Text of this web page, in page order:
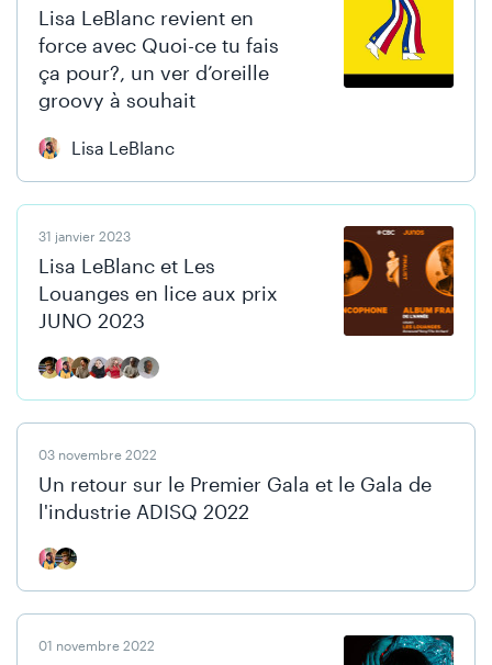
Lisa LeBlanc revient en
force avec Quoi-ce tu fais
ça pour?, un ver d’oreille
groovy à souhait
Lisa LeBlanc
31 janvier 2023
Lisa LeBlanc et Les
Louanges en lice aux prix
JUNO 2023
03 novembre 2022
Un retour sur le Premier Gala et le Gala de
l'industrie ADISQ 2022
01 novembre 2022